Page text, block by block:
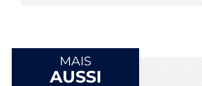
MAIS
AUSSI